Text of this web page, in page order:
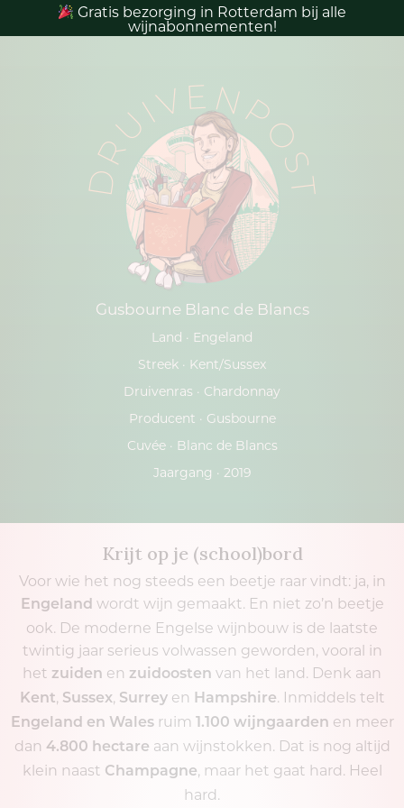
Gratis bezorging in Rotterdam bij alle
wijnabonnementen!
DRUIVENPOST
Gusbourne Blanc de Blancs
Land · Engeland
Streek · Kent/Sussex
Druivenras · Chardonnay
Producent · Gusbourne
Cuvée · Blanc de Blancs
Jaargang · 2019
Krijt op je (school)bord
Voor wie het nog steeds een beetje raar vindt: ja, in
Engeland wordt wijn gemaakt. En niet zo’n beetje
ook. De moderne Engelse wijnbouw is de laatste
twintig jaar serieus volwassen geworden, vooral in
het zuiden en zuidoosten van het land. Denk aan
Kent, Sussex, Surreyen Hampshire. Inmiddels telt
Engeland en Walesruim 1.100 wijngaarden en meer
dan 4.800 hectare aan wijnstokken. Dat is nog altijd
klein naast Champagne, maar het gaat hard. Heel
hard.